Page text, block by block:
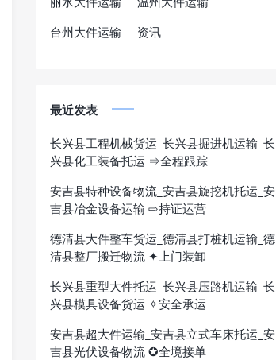
台州大件运输
资讯
最近发表
长兴县工程机械货运_长兴县掘进机运输_长
兴县化工装备托运 ⇒全程跟踪
安吉县特种设备物流_安吉县旋挖机托运_安
吉县冶金设备运输 ⇨持证运营
德清县大件整车货运_德清县打桩机运输_德
清县整厂搬迁物流 ✦上门装卸
长兴县重型大件托运_长兴县压路机运输_长
兴县模具设备货运 ✧安全承运
安吉县超大件运输_安吉县立式车床托运_安
吉县光伏设备物流 ✪全境接单